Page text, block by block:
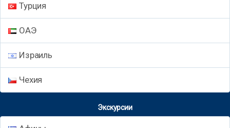
Турция
ОАЭ
Израиль
Чехия
Экскурсии